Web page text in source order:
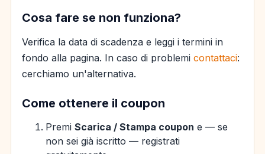
Cosa fare se non funziona?
Verifica la data di scadenza e leggi i termini in
fondo alla pagina. In caso di problemi contattaci:
cerchiamo un'alternativa.
Come ottenere il coupon
Premi Scarica / Stampa coupon e — se
non sei già iscritto — registrati